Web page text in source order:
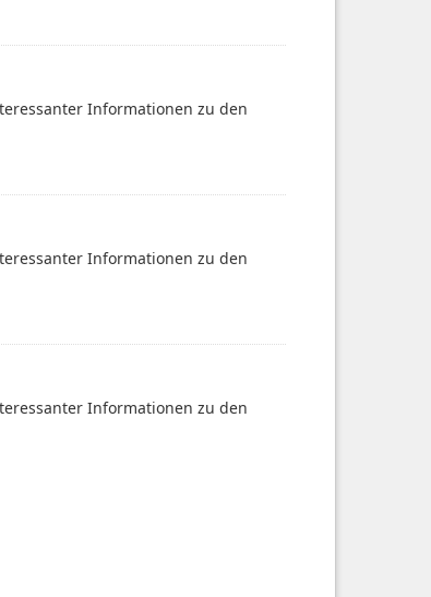
Informationen zu den
Informationen zu den
Informationen zu den